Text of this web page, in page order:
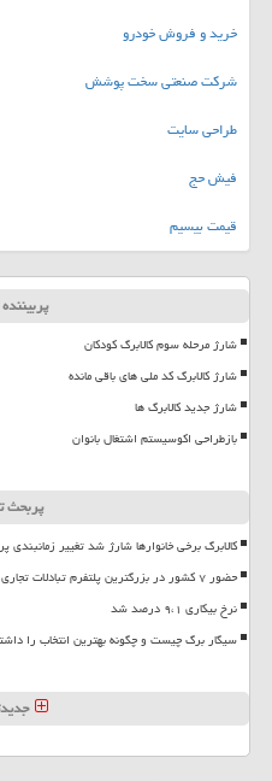
خرید و فروش خودرو
شرکت صنعتی سخت پوشش
طراحی سایت
فیش حج
قیمت بیسیم
شارژ مرحله سوم کالابرگ کودکان
شارژ کالابرگ کد ملی های باقی مانده
شارژ جدید کالابرگ ها
بازطراحی اکوسیستم اشتغال بانوان
پربحث
کالابرگ برخی خانوارها شارژ شد تغییر
حضور ۷ کشور در بزرگترین پلتفرم تبادلات تجاری حوزه ساخت وساز
نرخ بیکاری ۹،۱ درصد شد
سیگار برگ چیست و چگونه بهترین انتخاب را